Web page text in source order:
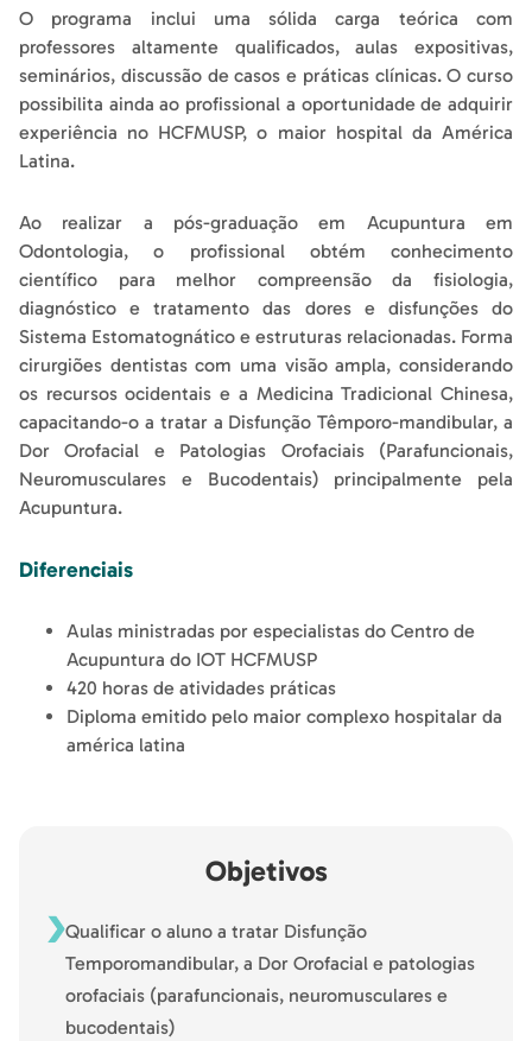
O programa inclui uma sólida carga teórica com
professores altamente qualificados, aulas expositivas,
seminários, discussão de casos e práticas clínicas. O curso
possibilita ainda ao profissional a oportunidade de adquirir
experiência no HCFMUSP, o maior hospital da América
Latina.
Ao realizar a pós-graduação em Acupuntura em
Odontologia, o profissional obtém conhecimento
científico para melhor compreensão da fisiologia,
diagnóstico e tratamento das dores e disfunções do
Sistema Estomatognático e estruturas relacionadas. Forma
cirurgiões dentistas com uma visão ampla, considerando
os recursos ocidentais e a Medicina Tradicional Chinesa,
capacitando-o a tratar a Disfunção Têmporo-mandibular, a
Dor Orofacial e Patologias Orofaciais (Parafuncionais,
Neuromusculares e Bucodentais) principalmente pela
Acupuntura.
Diferenciais
Aulas ministradas por especialistas do Centro de
Acupuntura do IOT HCFMUSP
420 horas de atividades práticas
Diploma emitido pelo maior complexo hospitalar da
américa latina
Objetivos
Qualificar o aluno a tratar Disfunção
Temporomandibular, a Dor Orofacial e patologias
orofaciais (parafuncionais, neuromusculares e
bucodentais)